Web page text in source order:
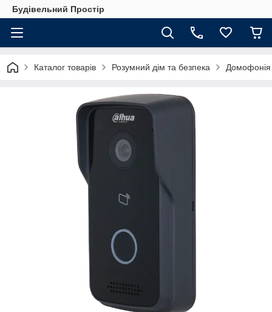
Будівельний Простір
Каталог товарів Розумний дім та безпека Домофонія